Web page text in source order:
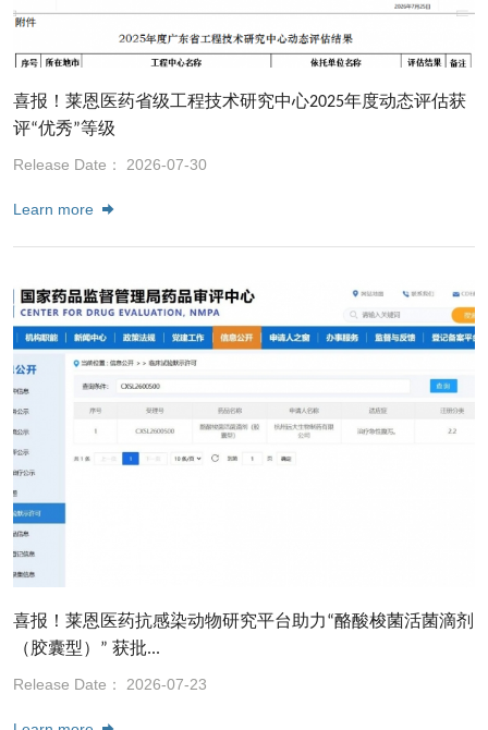
喜报！莱恩医药省级工程技术研究中心2025年度动态评估获
评“优秀”等级
Release Date： 2026-07-30
Learn more
喜报！莱恩医药抗感染动物研究平台助力“酪酸梭菌活菌滴剂
（胶囊型）” 获批...
Release Date： 2026-07-23